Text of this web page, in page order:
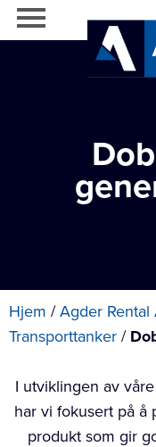
Hjem /Agder Rental
Transporttanker /
I utviklingen av
har vi fokusert på å
produkt som gir